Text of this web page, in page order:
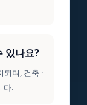
있나요?
며, 건축 ·
다.